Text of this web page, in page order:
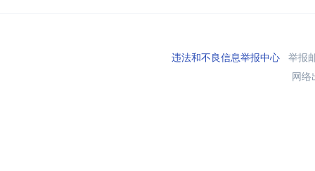
违法和不良信息举报中心举报
网